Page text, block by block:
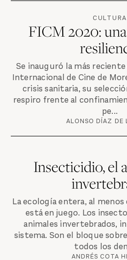
CULTURA
FICM 2020:
Se inauguró la más
Internacional de Cine de
crisis sanitaria, su
respiro frente al
pe...
ALONSO DÍAZ DE
Insecticidio, el
La ecología entera, al
está en juego. Los
animales invertebrados,
sistema. Son el bloque
todos los
ANDRÉS COTA